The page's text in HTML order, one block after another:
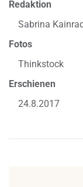
Redaktion
Sabrina
Fotos
Thinkstock
Erschienen
24.8.2017